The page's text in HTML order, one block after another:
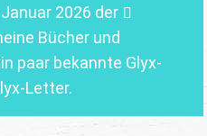
2026 der
Bücher und
paar bekannte Glyx-
Letter.